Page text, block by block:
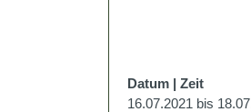
Datum | Zeit
16.07.2021 bis